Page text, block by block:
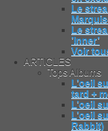
Le
Le
’Inner’
Voir
ARTICLES
Tops Albums
L’oeil
tard +
L’oeil
L’oeil
Rabbit)